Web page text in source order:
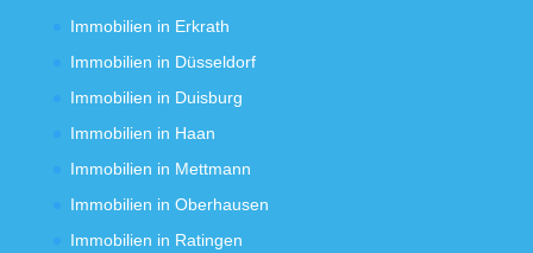
Immobilien in Erkrath
Immobilien in Düsseldorf
Immobilien in Duisburg
Immobilien in Haan
Immobilien in Mettmann
Immobilien in Oberhausen
Immobilien in Ratingen